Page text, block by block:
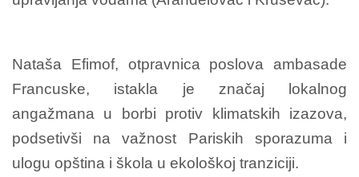
Nataša Efimof, otpravnica poslova ambasade
Francuske, istakla je značaj lokalnog
angažmana u borbi protiv klimatskih izazova,
podsetivši na važnost Pariskih sporazuma i
ulogu opština i škola u ekološkoj tranziciji.